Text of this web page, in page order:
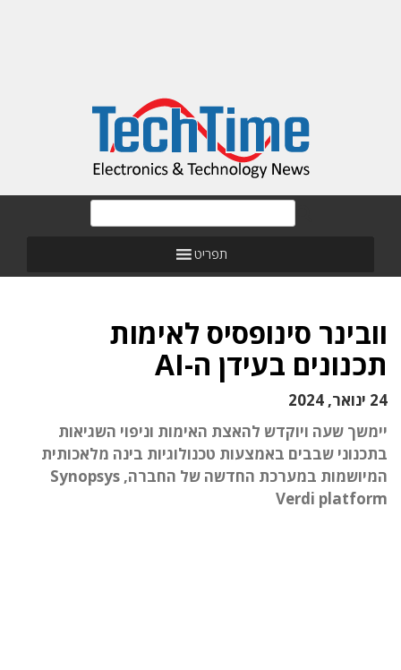
תפריט
וובינר סינופסיס לאימות
תכנונים בעידן ה-AI
24 ינואר, 2024
יימשך שעה ויוקדש להאצת האימות וניפוי השגיאות
בתכנוני שבבים באמצעות טכנולוגיות בינה מלאכותית
המיושמות במערכת החדשה של החברה, Synopsys
Verdi platform